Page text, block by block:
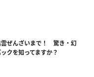
雲ぜんざいまで！ 驚き・幻
クを知ってますか？